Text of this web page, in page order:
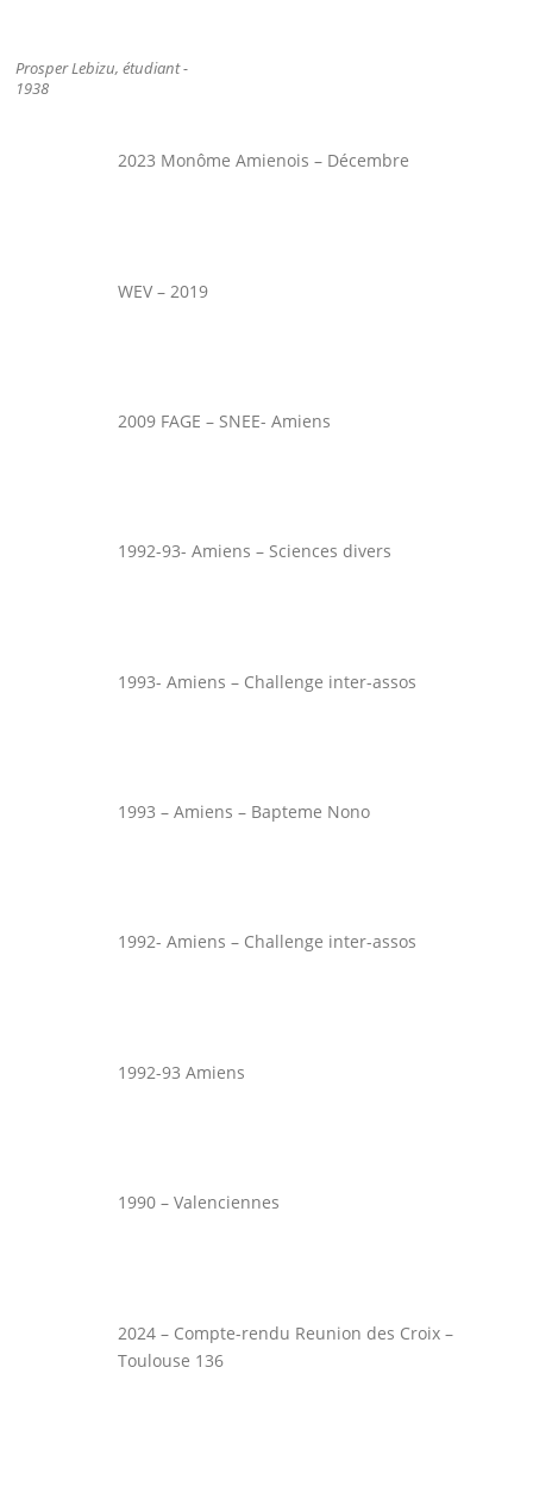
Prosper Lebizu, étudiant -
1938
2023 Monôme Amienois – Décembre
WEV – 2019
2009 FAGE – SNEE- Amiens
1992-93- Amiens – Sciences divers
1993- Amiens – Challenge inter-assos
1993 – Amiens – Bapteme Nono
1992- Amiens – Challenge inter-assos
1992-93 Amiens
1990 – Valenciennes
2024 – Compte-rendu Reunion des Croix –
Toulouse 136